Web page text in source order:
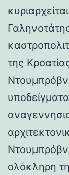
της
ολόκληρη